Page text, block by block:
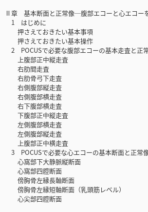
Ⅱ章 基本断面と正常像─腹部エコーと心エコー
1 はじめに
押さえておきたい基本事項
押さえておきたい基本操作
2 POCUSで必要な腹部エコーの基本走査と正
上腹部正中縦走査
右肋間走査
右肋骨弓下走査
右側腹部縦走査
右側腹部横走査
右下腹部横走査
下腹部正中縦走査
左側腹部横走査
左側腹部縦走査
上腹部正中横走査
3 POCUSで必要な心エコーの基本断面と正常
心窩部下大静脈縦断面
心窩部四腔断面
傍胸骨左縁長軸断面
傍胸骨左縁短軸断面（乳頭筋レベル）
心尖部四腔断面